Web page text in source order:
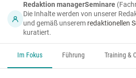
Redaktion managerSeminare
Die Inhalte werden von unserer
und gemäß unserem redaktionellen
kuratiert.
Im Fokus Führung Training &